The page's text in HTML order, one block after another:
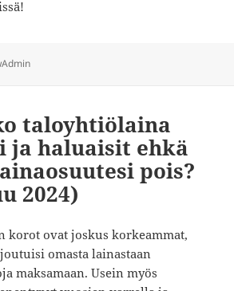
taloyhtiölaina
ja haluaisit ehkä
pois?
2024)
korot ovat joskus korkeammat,
omasta lainastaan
maksamaan. Usein myös